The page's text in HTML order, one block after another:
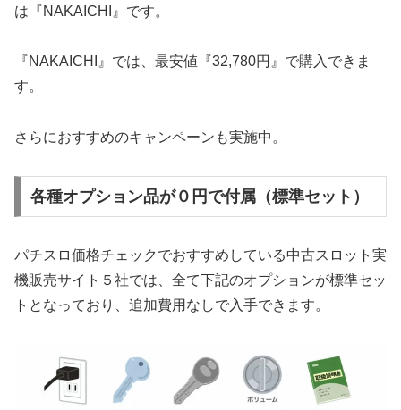
は『NAKAICHI』です。
『NAKAICHI』では、最安値『32,780円』で購入できま
す。
さらにおすすめのキャンペーンも実施中。
各種オプション品が０円で付属（標準セット）
パチスロ価格チェックでおすすめしている中古スロット実
機販売サイト５社では、全て下記のオプションが標準セッ
トとなっており、追加費用なしで入手できます。